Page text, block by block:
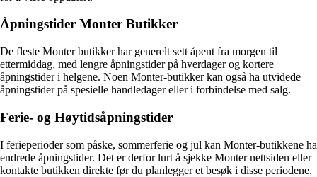
Åpningstider Monter Butikker
De fleste Monter butikker har generelt sett åpent fra morgen til
ettermiddag, med lengre åpningstider på hverdager og kortere
åpningstider i helgene. Noen Monter-butikker kan også ha utvidede
åpningstider på spesielle handledager eller i forbindelse med salg.
Ferie- og Høytidsåpningstider
I ferieperioder som påske, sommerferie og jul kan Monter-butikkene ha
endrede åpningstider. Det er derfor lurt å sjekke Monter nettsiden eller
kontakte butikken direkte før du planlegger et besøk i disse periodene.